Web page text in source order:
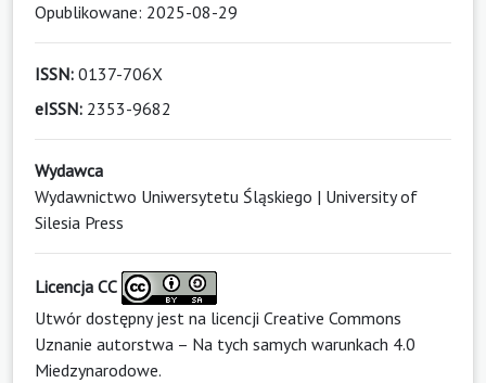
Opublikowane: 2025-08-29
ISSN: 0137-706X
eISSN: 2353-9682
Wydawca
Wydawnictwo Uniwersytetu Śląskiego | University of
Silesia Press
Licencja CC
Utwór dostępny jest na licencji Creative Commons
Uznanie autorstwa – Na tych samych warunkach 4.0
Miedzynarodowe.